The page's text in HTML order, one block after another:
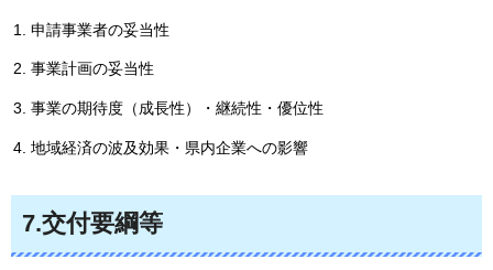
申請事業者の妥当性
事業計画の妥当性
事業の期待度（成長性）・継続性・優位性
地域経済の波及効果・県内企業への影響
7.交付要綱等